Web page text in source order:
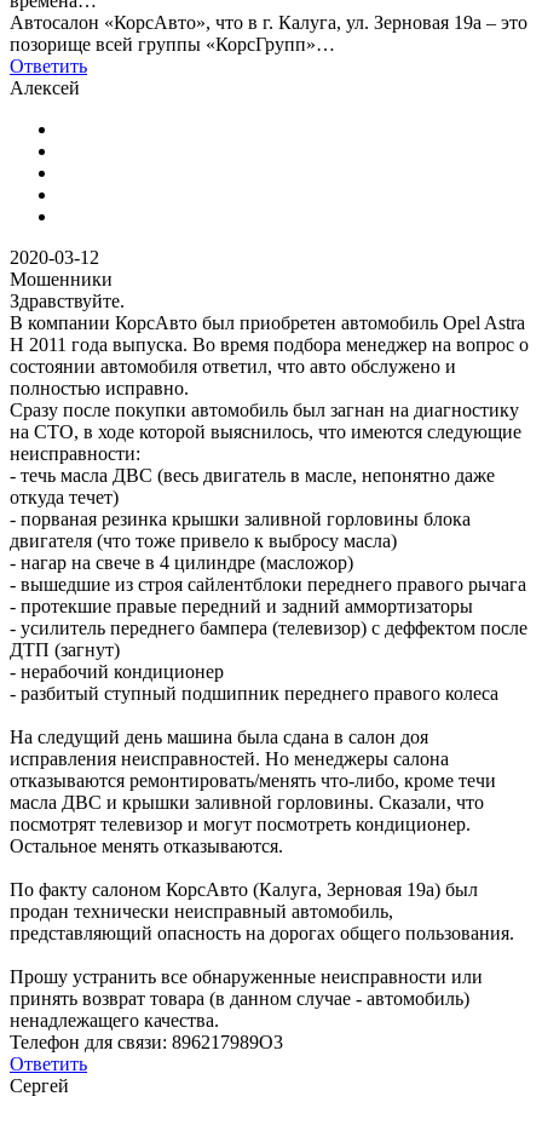
Автосалон «КорсАвто», что в г. Калуга, ул. Зерновая 19а – это
позорище всей группы «КорсГрупп»…
Ответить
Алексей
2020-03-12
Мошенники
Здравствуйте.
В компании КорсАвто был приобретен автомобиль Opel Astra
H 2011 года выпуска. Во время подбора менеджер на вопрос о
состоянии автомобиля ответил, что авто обслужено и
полностью исправно.
Сразу после покупки автомобиль был загнан на диагностику
на СТО, в ходе которой выяснилось, что имеются следующие
неисправности:
- течь масла ДВС (весь двигатель в масле, непонятно даже
откуда течет)
- порваная резинка крышки заливной горловины блока
двигателя (что тоже привело к выбросу масла)
- нагар на свече в 4 цилиндре (масложор)
- вышедшие из строя сайлентблоки переднего правого рычага
- протекшие правые передний и задний аммортизаторы
- усилитель переднего бампера (телевизор) с деффектом после
ДТП (загнут)
- нерабочий кондиционер
- разбитый ступный подшипник переднего правого колеса
На следущий день машина была сдана в салон доя
исправления неисправностей. Но менеджеры салона
отказываются ремонтировать/менять что-либо, кроме течи
масла ДВС и крышки заливной горловины. Сказали, что
посмотрят телевизор и могут посмотреть кондиционер.
Остальное менять отказываются.
По факту салоном КорсАвто (Калуга, Зерновая 19а) был
продан технически неисправный автомобиль,
представляющий опасность на дорогах общего пользования.
Прошу устранить все обнаруженные неисправности или
принять возврат товара (в данном случае - автомобиль)
ненадлежащего качества.
Телефон для связи: 896217989О3
Ответить
Сергей